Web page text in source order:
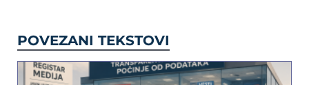
POVEZANI TEKSTOVI